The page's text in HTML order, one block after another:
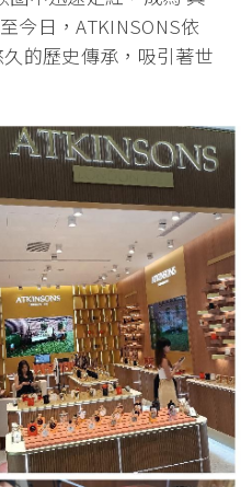
今日，ATKINSONS依
的歷史傳承，吸引著世